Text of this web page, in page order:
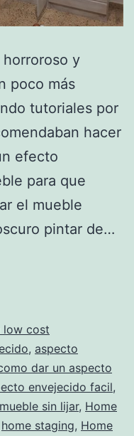
y
poco más
tutoriales por
hacer
efecto
para que
el mueble
pintar de…
low cost
, aspecto
dar un aspecto
envejecido facil,
sin lijar, Home
home staging, Home